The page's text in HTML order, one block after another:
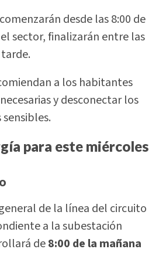
desde las 8:00 de
sector, finalizarán entre las
a los habitantes
y desconectar los
para este miércoles
de la línea del circuito
a la subestación
de8:00 de la mañana